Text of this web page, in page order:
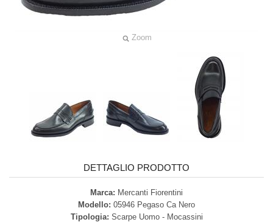
Zoom
DETTAGLIO PRODOTTO
Marca: Mercanti Fiorentini
Modello: 05946 Pegaso Ca Nero
Tipologia: Scarpe Uomo - Mocassini